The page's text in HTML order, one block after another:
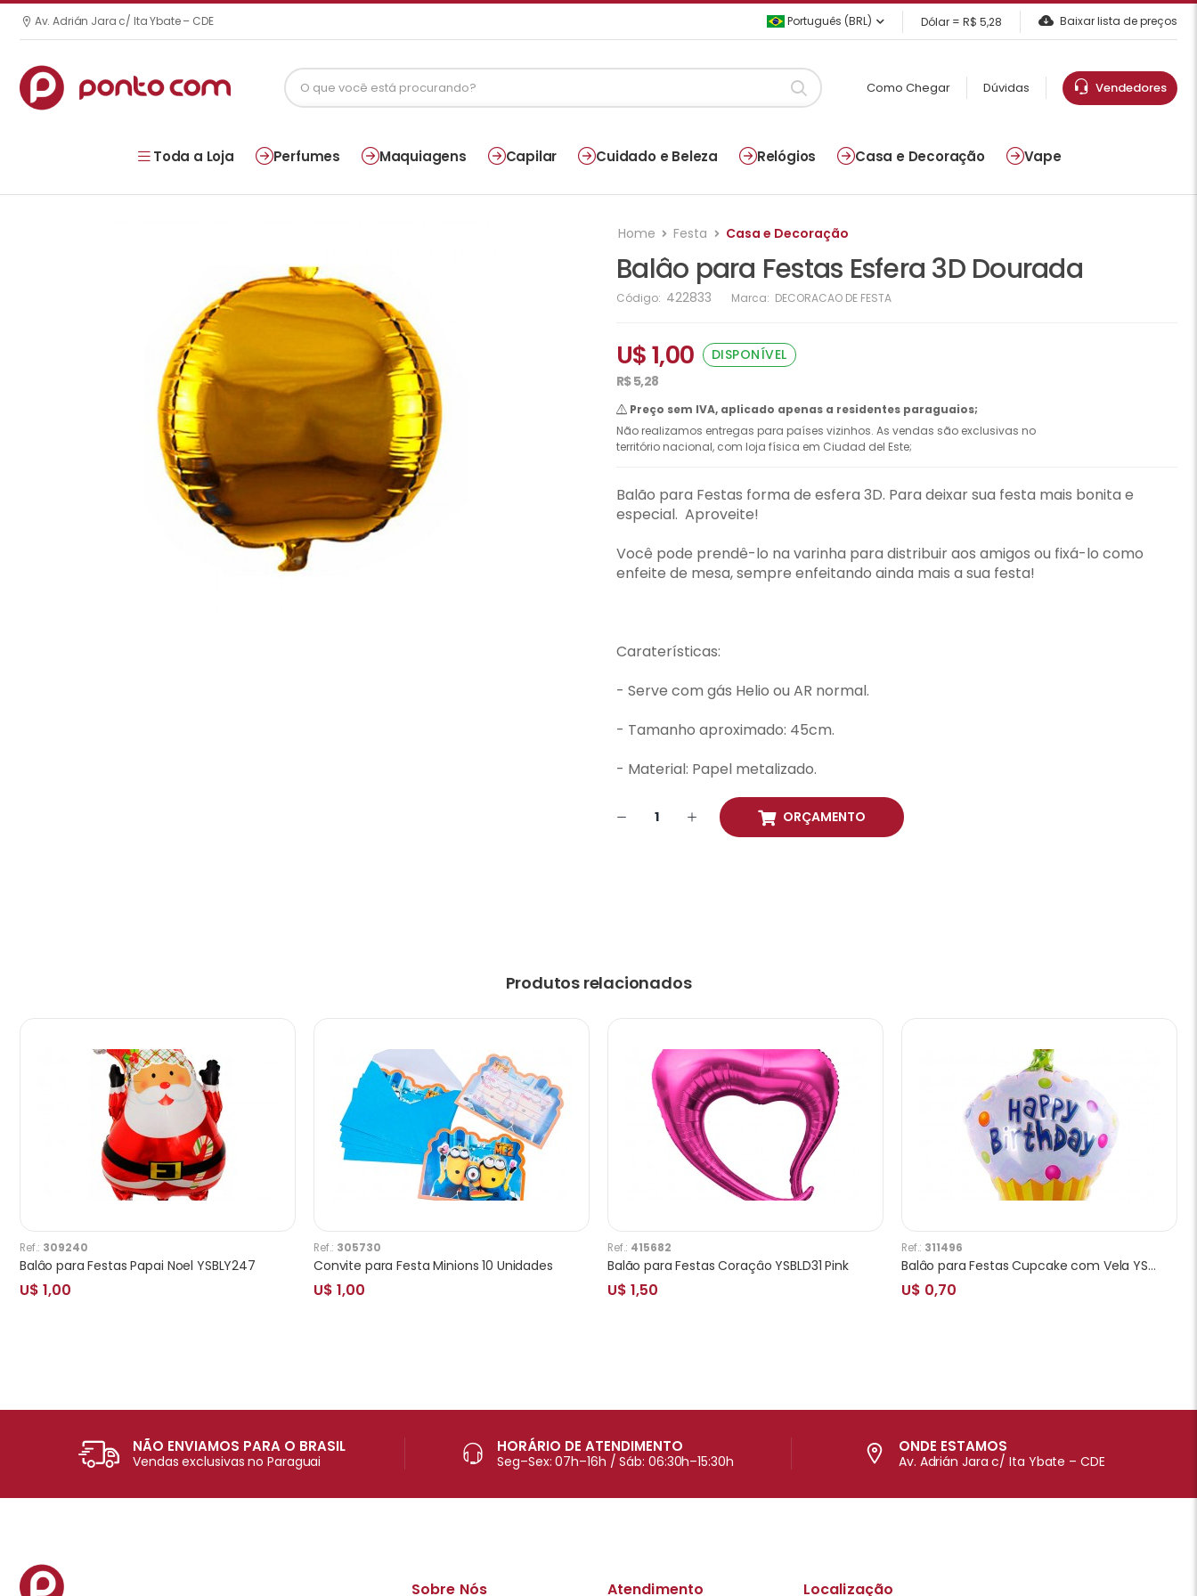
Av. Adrián Jara c/ Ita Ybate – CDE Português (BRL) Dólar = R$ 5,28 Baixar lista de preços
Como Chegar Dúvidas Vendedores
Toda a Loja Perfumes Maquiagens Capilar Cuidado e Beleza Relógios Casa e Decoração Vape
Home Festa Casa e Decoração
Balâo para Festas Esfera 3D Dourada
Código: 422833 Marca: DECORACAO DE FESTA
U$ 1,00
DISPONÍVEL
R$ 5,28
Preço sem IVA, aplicado apenas a residentes paraguaios;
Não realizamos entregas para países vizinhos. As vendas são exclusivas no
território nacional, com loja física em Ciudad del Este;
Balão para Festas forma de esfera 3D. Para deixar sua festa mais bonita e
especial. Aproveite!
Você pode prendê-lo na varinha para distribuir aos amigos ou fixá-lo como
enfeite de mesa, sempre enfeitando ainda mais a sua festa!
Caraterísticas:
- Serve com gás Helio ou AR normal.
- Tamanho aproximado: 45cm.
- Material: Papel metalizado.
ORÇAMENTO
Produtos relacionados
Ref.: 309240
Balâo para Festas Papai Noel YSBLY247
U$ 1,00
Ref.: 305730
Convite para Festa Minions 10 Unidades
U$ 1,00
Ref.: 415682
Balão para Festas Coraçâo YSBLD31 Pink
U$ 1,50
Ref.: 311496
Balâo para Festas Cupcake com Vela YSBLM31A
U$ 0,70
NÃO ENVIAMOS PARA O BRASIL
Vendas exclusivas no Paraguai
HORÁRIO DE ATENDIMENTO
Seg–Sex: 07h–16h / Sáb: 06:30h–15:30h
ONDE ESTAMOS
Av. Adrián Jara c/ Ita Ybate – CDE
Sobre Nós Atendimento Localização